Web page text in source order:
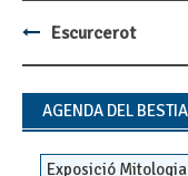
Post
navigation
Escurcerot
AGENDA DEL
Exposició